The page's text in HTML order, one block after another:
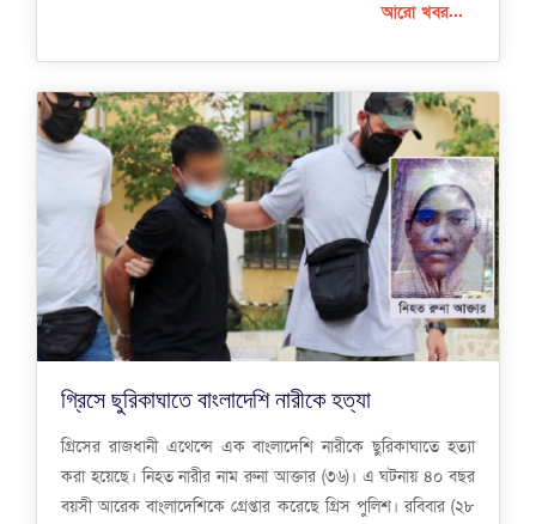
আরো খবর...
গ্রিসে ছুরিকাঘাতে বাংলাদেশি নারীকে হত্যা
গ্রিসের রাজধানী এথেন্সে এক বাংলাদেশি নারীকে ছুরিকাঘাতে হত্যা
করা হয়েছে। নিহত নারীর নাম রুনা আক্তার (৩৬)। এ ঘটনায় ৪০ বছর
বয়সী আরেক বাংলাদেশিকে গ্রেপ্তার করেছে গ্রিস পুলিশ। রবিবার (২৮